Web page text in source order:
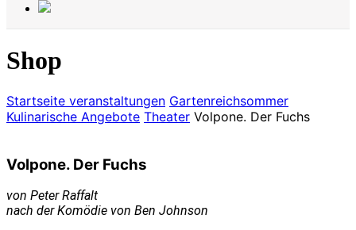
Shop
Startseite veranstaltungen Gartenreichsommer
Kulinarische Angebote Theater Volpone. Der Fuchs
Volpone. Der Fuchs
von Peter Raffalt
nach der Komödie von Ben Johnson